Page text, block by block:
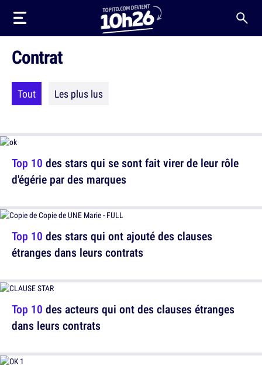
Contrat
Tout Les plus lus
Top 10 des stars qui se sont fait virer de leur rôle
d'égérie par des marques
Top 10 des stars qui ont ajouté des clauses
étranges dans leurs contrats
Top 10 des acteurs qui ont des clauses étranges
dans leurs contrats